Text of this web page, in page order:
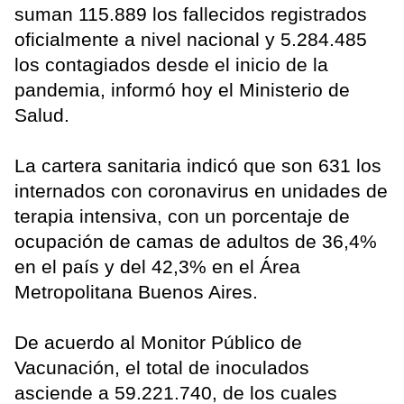
suman 115.889 los fallecidos registrados
oficialmente a nivel nacional y 5.284.485
los contagiados desde el inicio de la
pandemia, informó hoy el Ministerio de
Salud.
La cartera sanitaria indicó que son 631 los
internados con coronavirus en unidades de
terapia intensiva, con un porcentaje de
ocupación de camas de adultos de 36,4%
en el país y del 42,3% en el Área
Metropolitana Buenos Aires.
De acuerdo al Monitor Público de
Vacunación, el total de inoculados
asciende a 59.221.740, de los cuales